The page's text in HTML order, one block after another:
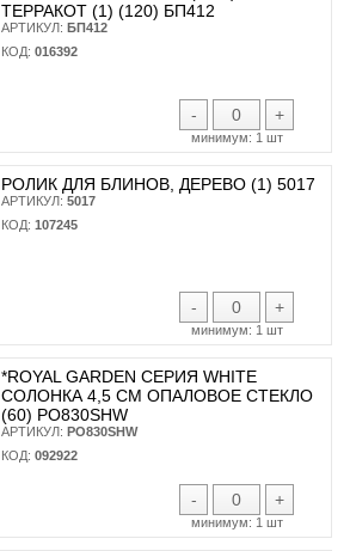
ТЕРРАКОТ (1) (120) БП412
АРТИКУЛ: БП412
КОД: 016392
- +
минимум: 1 шт
РОЛИК ДЛЯ БЛИНОВ, ДЕРЕВО (1) 5017
АРТИКУЛ: 5017
КОД: 107245
- +
минимум: 1 шт
*ROYAL GARDEN СЕРИЯ WHITE
СОЛОНКА 4,5 СМ ОПАЛОВОЕ СТЕКЛО
(60) PO830SHW
АРТИКУЛ: PO830SHW
КОД: 092922
- +
минимум: 1 шт